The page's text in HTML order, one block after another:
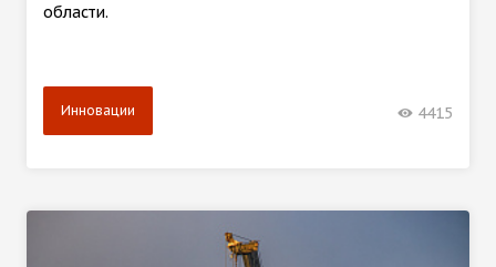
области.
Инновации 4415